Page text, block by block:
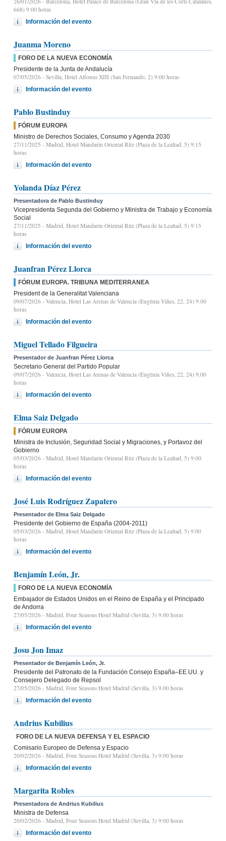
668) 9.00 horas
Información del evento
Juanma Moreno
FORO DE LA NUEVA ECONOMÍA
Presidente de la Junta de Andalucía
07/05/2026 - Sevilla, Hotel Alfonso XIII (San Fernando, 2) 9:00 horas
Información del evento
Pablo Bustinduy
FÓRUM EUROPA
Ministro de Derechos Sociales, Consumo y Agenda 2030
27/11/2025 - Madrid, Hotel Mandarin Oriental Ritz (Plaza de la Lealtad, 5) 9:15
horas
Información del evento
Yolanda Díaz Pérez
Presentadora de Pablo Bustinduy
Vicepresidenta Segunda del Gobierno y Ministra de Trabajo y Economía
Social
27/11/2025 - Madrid, Hotel Mandarin Oriental Ritz (Plaza de la Lealtad, 5) 9:15
horas
Información del evento
Juanfran Pérez Llorca
FÓRUM EUROPA. TRIBUNA MEDITERRANEA
President de la Generalitat Valenciana
09/07/2026 - Valencia, Hotel Las Arenas de Valencia (Eugènia Viñes, 22, 24) 9.00
horas
Información del evento
Miguel Tellado Filgueira
Presentador de Juanfran Pérez Llorca
Secretario General del Partido Popular
09/07/2026 - Valencia, Hotel Las Arenas de Valencia (Eugènia Viñes, 22, 24) 9.00
horas
Información del evento
Elma Saiz Delgado
FÓRUM EUROPA
Ministra de Inclusión, Seguridad Social y Migraciones, y Portavoz del
Gobierno
05/03/2026 - Madrid, Hotel Mandarin Oriental Ritz (Plaza de la Lealtad, 5) 9:00
horas
Información del evento
José Luis Rodríguez Zapatero
Presentador de Elma Saiz Delgado
Presidente del Gobierno de España (2004-2011)
05/03/2026 - Madrid, Hotel Mandarin Oriental Ritz (Plaza de la Lealtad, 5) 9:00
horas
Información del evento
Benjamín León, Jr.
FORO DE LA NUEVA ECONOMÍA
Embajador de Estados Unidos en el Reino de España y el Principado
de Andorra
27/05/2026 - Madrid, Four Seasons Hotel Madrid (Sevilla, 3) 9.00 horas
Información del evento
Josu Jon Imaz
Presentador de Benjamín León, Jr.
Presidente del Patronato de la Fundación Consejo España–EE.UU. y
Consejero Delegado de Repsol
27/05/2026 - Madrid, Four Seasons Hotel Madrid (Sevilla, 3) 9.00 horas
Información del evento
Andrius Kubilius
FORO DE LA NUEVA DEFENSA Y EL ESPACIO
Comisario Europeo de Defensa y Espacio
20/02/2026 - Madrid, Four Seasons Hotel Madrid (Sevilla, 3) 9:00 horas
Información del evento
Margarita Robles
Presentadora de Andrius Kubilius
Ministra de Defensa
20/02/2026 - Madrid, Four Seasons Hotel Madrid (Sevilla, 3) 9:00 horas
Información del evento